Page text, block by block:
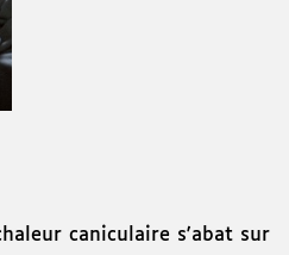
caniculaire s'abat sur